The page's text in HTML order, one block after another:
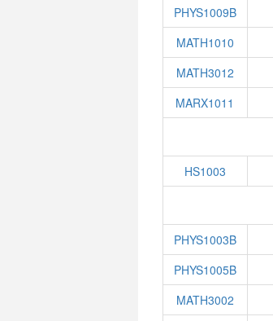
PHYS1009B
MATH1010
MATH3012
MARX1011
HS1003
PHYS1003B
PHYS1005B
MATH3002